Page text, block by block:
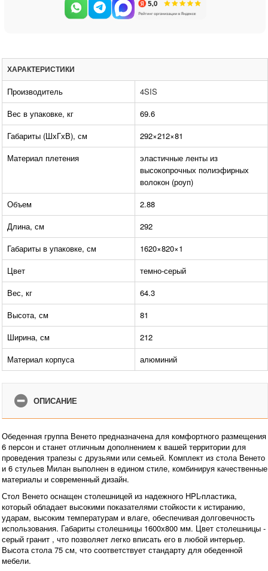
ХАРАКТЕРИСТИКИ
Производитель
4SIS
Вес в упаковке, кг
69.6
Габариты (ШхГхВ), см
292×212×81
Материал плетения
эластичные ленты из
высокопрочных полиэфирных
волокон (роуп)
Объем
2.88
Длина, см
292
Габариты в упаковке, см
1620×820×1
Цвет
темно-серый
Вес, кг
64.3
Высота, см
81
Ширина, см
212
Материал корпуса
алюминий
ОПИСАНИЕ
Обеденная группа Венето предназначена для комфортного размещения
6 персон и станет отличным дополнением к вашей территории для
проведения трапезы с друзьями или семьей. Комплект из стола Венето
и 6 стульев Милан выполнен в едином стиле, комбинируя качественные
материалы и современный дизайн.
Стол Венето оснащен столешницей из надежного HPL-пластика,
который обладает высокими показателями стойкости к истиранию,
ударам, высоким температурам и влаге, обеспечивая долговечность
использования. Габариты столешницы 1600х800 мм. Цвет столешницы -
серый гранит , что позволяет легко вписать его в любой интерьер.
Высота стола 75 см, что соответствует стандарту для обеденной
мебели.